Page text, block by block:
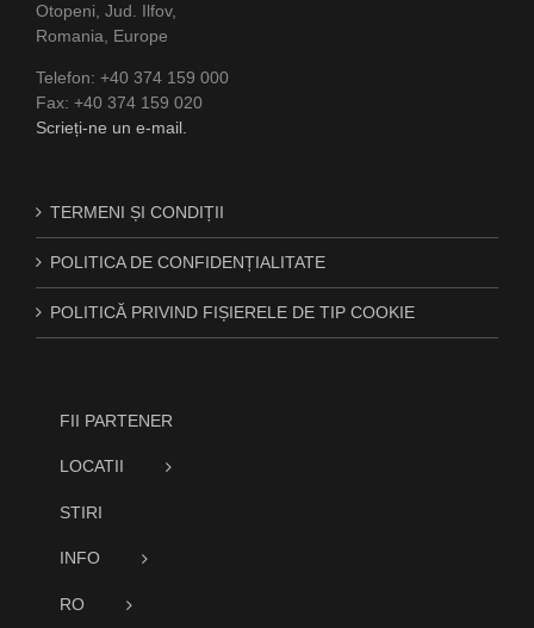
Otopeni, Jud. Ilfov,
Romania, Europe
Telefon: +40 374 159 000
Fax: +40 374 159 020
Scrieți-ne un e-mail.
TERMENI ȘI CONDIȚII
POLITICA DE CONFIDENȚIALITATE
POLITICĂ PRIVIND FIȘIERELE DE TIP COOKIE
FII PARTENER
LOCATII
STIRI
INFO
RO